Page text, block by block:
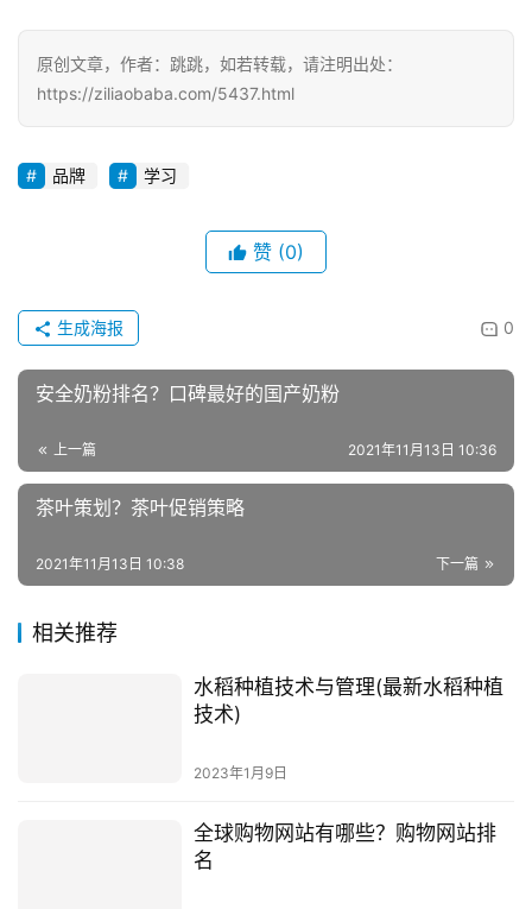
原创文章，作者：跳跳，如若转载，请注明出处：
https://ziliaobaba.com/5437.html
品牌 学习
赞 (0)
0
生成海报
安全奶粉排名？口碑最好的国产奶粉
上一篇 2021年11月13日 10:36
茶叶策划？茶叶促销策略
下一篇
2021年11月13日 10:38
相关推荐
水稻种植技术与管理(最新水稻种植
技术)
2023年1月9日
全球购物网站有哪些？购物网站排
名